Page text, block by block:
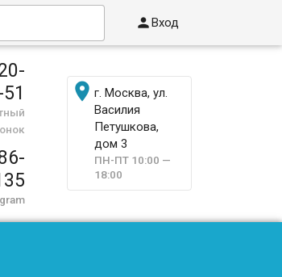
Вход
г. Москва, ул.
Василия
Петушкова,
дом 3
ПН-ПТ 10:00 —
18:00